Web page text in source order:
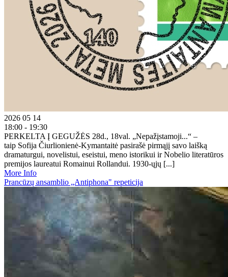
2026 05 14
18:00 - 19:30
PERKELTA Į GEGUŽĖS 28d., 18val. „Nepažįstamoji...“ –
taip Sofija Čiurlionienė-Kymantaitė pasirašė pirmąjį savo laišką
dramaturgui, novelistui, eseistui, meno istorikui ir Nobelio literatūros
premijos laureatui Romainui Rollandui. 1930-ųjų [...]
More Info
Prancūzų ansamblio „Antiphona" repeticija